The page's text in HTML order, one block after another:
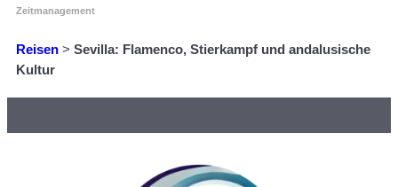
Zeitmanagement
Reisen > Sevilla: Flamenco, Stierkampf und andalusische
Kultur